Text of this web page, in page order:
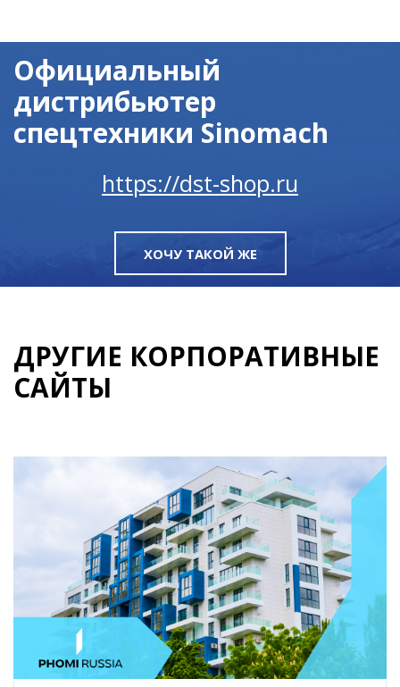
Официальный
дистрибьютер
спецтехники Sinomach
https://dst-shop.ru
ХОЧУ ТАКОЙ ЖЕ
ДРУГИЕ КОРПОРАТИВНЫЕ
САЙТЫ